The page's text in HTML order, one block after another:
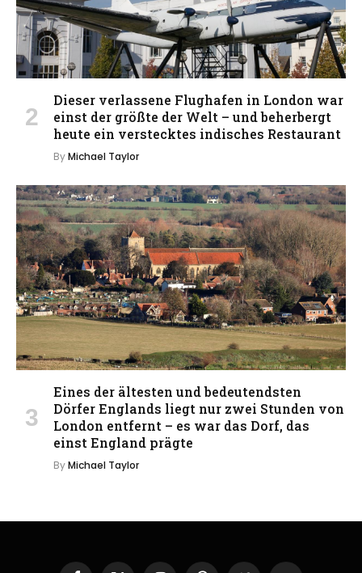
Dieser verlassene Flughafen in London war
einst der größte der Welt – und beherbergt
heute ein verstecktes indisches Restaurant
ByMichael Taylor
Eines der ältesten und bedeutendsten
Dörfer Englands liegt nur zwei Stunden von
London entfernt – es war das Dorf, das
einst England prägte
ByMichael Taylor